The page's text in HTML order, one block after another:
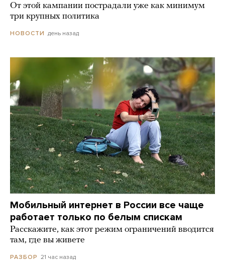
От этой кампании пострадали уже как минимум
три крупных политика
НОВОСТИ день назад
Мобильный интернет в России все чаще
работает только по белым спискам
Расскажите, как этот режим ограничений вводится
там, где вы живете
РАЗБОР 21 час назад